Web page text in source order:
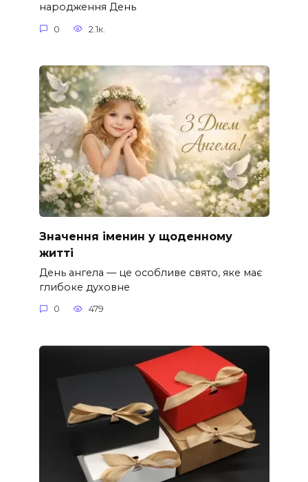
народження День
0 2.1к.
Значення іменин у щоденному
житті
День ангела — це особливе свято, яке має
глибоке духовне
0 479